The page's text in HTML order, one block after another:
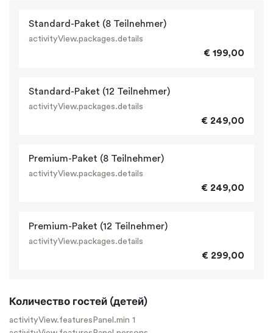
Standard-Paket (8 Teilnehmer)
activityView.packages.details
€ 199,00
Standard-Paket (12 Teilnehmer)
activityView.packages.details
€ 249,00
Premium-Paket (8 Teilnehmer)
activityView.packages.details
€ 249,00
Premium-Paket (12 Teilnehmer)
activityView.packages.details
€ 299,00
Количество гостей (детей)
activityView.featuresPanel.min 1